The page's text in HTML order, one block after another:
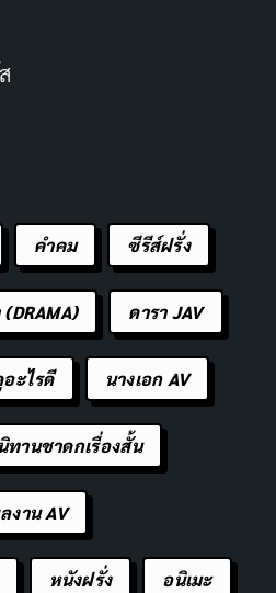
ตู้ ตกทางด่วน” เป็นหนึ่งในตอน
เหตุการณ์อันน่าสะพรึงกลัวที่
กจากทางด่วน เรื่องราวเริ่ม
ตู้ต้องพบกับชะตากรรมที่ไม่คาด
ากลับมาเพื่อตามหาความ
ลับที่ซ่อนอยู่
บและความน่ากลัวผ่านมุมมอง
ป และ สา ที่ต้องเผชิญหน้ากับ
ะการเปิดเผยเบื้องหลังของ
คําคม ซีรีส์ฝรั่ง
ดารา JAV
ะไรดี นางเอก AV
นิทานชาดกเรื่องสั้น
งาน AV
หนังฝรั่ง อนิเมะ